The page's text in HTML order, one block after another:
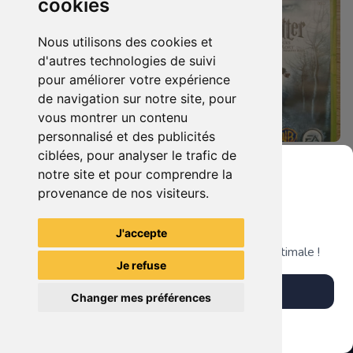
cookies
Nous utilisons des cookies et
d'autres technologies de suivi
pour améliorer votre expérience
de navigation sur notre site, pour
vous montrer un contenu
personnalisé et des publicités
ciblées, pour analyser le trafic de
notre site et pour comprendre la
provenance de nos visiteurs.
J'accepte
Je refuse
Changer mes préférences
28.90 € 0
Hellboy - The Science Of Evil Xbox 360
12.90 €
TheGamingR83
Grenier du Geek
Télécharge notre app pour une expérience optimale !
Télécharger l'app